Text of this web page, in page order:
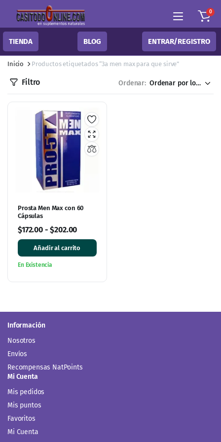
0
TIENDA BLOG ENTRAR/REGISTRO
Inicio Productos etiquetados “3a men max para que sirve”
Filtro Ordenar:
Prosta Men Max con 60
Cápsulas
$172.00-$202.00
Añadir al carrito
En Existencia
Información
Nosotros
Envíos
Recompensas NatPoints
Mi Cuenta
Mis pedidos
Mis puntos
Favoritos
Mi Cuenta